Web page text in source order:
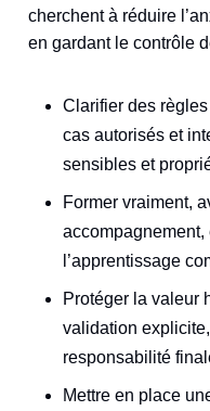
cherchent à réduire
en gardant le contrôle
Clarifier des
cas autorisés et
sensibles et
Former vraiment,
l’apprentissage
Protéger la valeur
validation
responsabilité
Mettre en place